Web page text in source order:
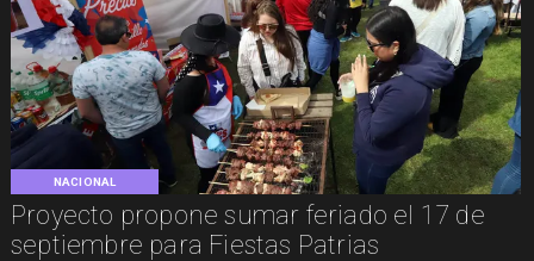
NACIONAL
Proyecto propone sumar feriado el 17 de
septiembre para Fiestas Patrias